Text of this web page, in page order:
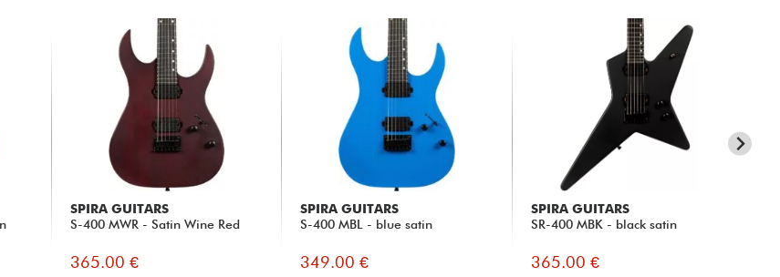
SPIRA GUITARS
S-400 MWR - Satin Wine Red
365.00 €
SPIRA GUITARS
S-400 MBL - blue satin
349.00 €
SPIRA GUITARS
SR-400 MBK - black satin
365.00 €